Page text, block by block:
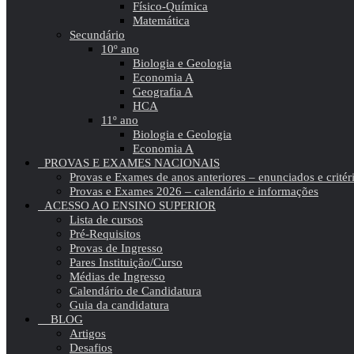
Físico-Química
Matemática
Secundário
10º ano
Biologia e Geologia
Economia A
Geografia A
HCA
11º ano
Biologia e Geologia
Economia A
PROVAS E EXAMES NACIONAIS
Provas e Exames de anos anteriores – enunciados e
Provas e Exames 2026 – calendário e informações
ACESSO AO ENSINO SUPERIOR
Lista de cursos
Pré-Requisitos
Provas de Ingresso
Pares Instituição/Curso
Médias de Ingresso
Calendário de Candidatura
Guia da candidatura
BLOG
Artigos
Desafios